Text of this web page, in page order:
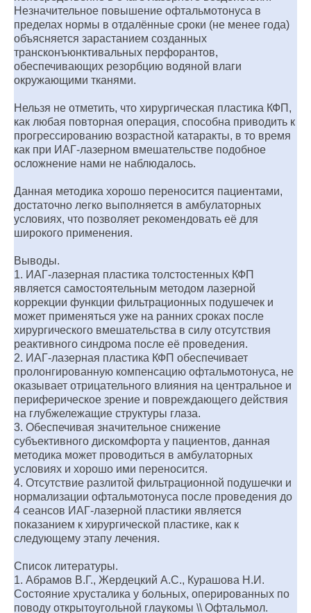
Незначительное повышение офтальмотонуса в
пределах нормы в отдалённые сроки (не менее года)
объясняется зарастанием созданных
трансконъюнктивальных перфорантов,
обеспечивающих резорбцию водяной влаги
окружающими тканями.
Нельзя не отметить, что хирургическая пластика КФП,
как любая повторная операция, способна приводить к
прогрессированию возрастной катаракты, в то время
как при ИАГ-лазерном вмешательстве подобное
осложнение нами не наблюдалось.
Данная методика хорошо переносится пациентами,
достаточно легко выполняется в амбулаторных
условиях, что позволяет рекомендовать её для
широкого применения.
Выводы.
1. ИАГ-лазерная пластика толстостенных КФП
является самостоятельным методом лазерной
коррекции функции фильтрационных подушечек и
может применяться уже на ранних сроках после
хирургического вмешательства в силу отсутствия
реактивного синдрома после её проведения.
2. ИАГ-лазерная пластика КФП обеспечивает
пролонгированную компенсацию офтальмотонуса, не
оказывает отрицательного влияния на центральное и
периферическое зрение и повреждающего действия
на глубжележащие структуры глаза.
3. Обеспечивая значительное снижение
субъективного дискомфорта у пациентов, данная
методика может проводиться в амбулаторных
условиях и хорошо ими переносится.
4. Отсутствие разлитой фильтрационной подушечки и
нормализации офтальмотонуса после проведения до
4 сеансов ИАГ-лазерной пластики является
показанием к хирургической пластике, как к
следующему этапу лечения.
Список литературы.
1. Абрамов В.Г., Жердецкий А.С., Курашова Н.И.
Состояние хрусталика у больных, оперированных по
поводу открытоугольной глаукомы \\ Офтальмол.